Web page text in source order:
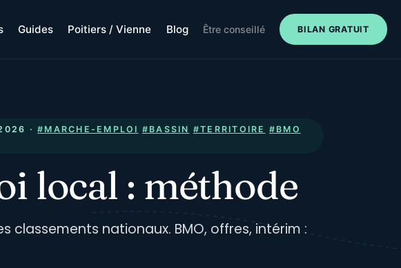
Guides Poitiers / Vienne Blog Être conseillé BILAN GRATUIT
·#MARCHE-EMPLOI #BASSIN #TERRITOIRE #BMO
local : méthode
classements nationaux. BMO, offres, intérim :